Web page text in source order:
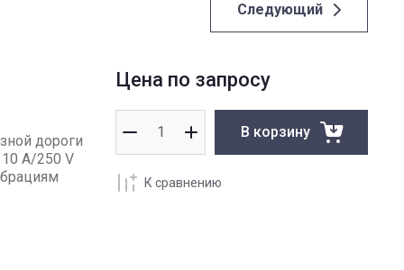
Следующий
дороги
A/250 V
Цена по запросу
В корзину
К сравнению